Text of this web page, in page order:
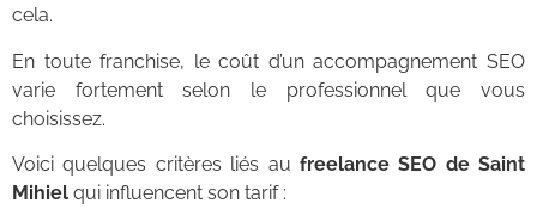
cela.
En toute franchise, le coût d’un accompagnement SEO
varie fortement selon le professionnel que vous
choisissez.
Voici quelques critères liés au freelance SEO de Saint
Mihiel qui influencent son tarif :